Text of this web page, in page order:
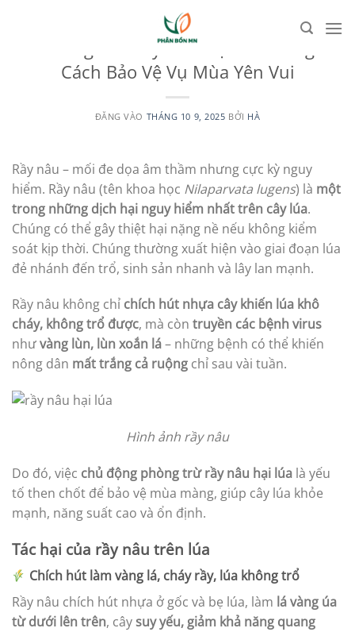
UNCATEGORIZED
Phòng Trừ Rầy Nâu Hại Lúa Đúng
Cách Bảo Vệ Vụ Mùa Yên Vui
ĐĂNG VÀO THÁNG 10 9, 2025 BỞI HÀ
Rầy nâu – mối đe dọa âm thầm nhưng cực kỳ nguy
hiểm. Rầy nâu (tên khoa học Nilaparvata lugens) là một
trong những dịch hại nguy hiểm nhất trên cây lúa.
Chúng có thể gây thiệt hại nặng nề nếu không kiểm
soát kịp thời. Chúng thường xuất hiện vào giai đoạn lúa
đẻ nhánh đến trổ, sinh sản nhanh và lây lan mạnh.
Rầy nâu không chỉ chích hút nhựa cây khiến lúa khô
cháy, không trổ được, mà còn truyền các bệnh virus
nhưvàng lùn, lùn xoắn lá– những bệnh có thể khiến
nông dân mất trắng cả ruộng chỉ sau vài tuần.
Hình ảnh rầy nâu
Do đó, việc chủ động phòng trừ rầy nâu hại lúa là yếu
tố then chốt để bảo vệ mùa màng, giúp cây lúa khỏe
mạnh, năng suất cao và ổn định.
Tác hại của rầy nâu trên lúa
Chích hút làm vàng lá, cháy rầy, lúa không trổ
Rầy nâu chích hút nhựa ở gốc và bẹ lúa, làm lá vàng úa
từ dưới lên trên, câysuy yếu, giảm khả năng quang